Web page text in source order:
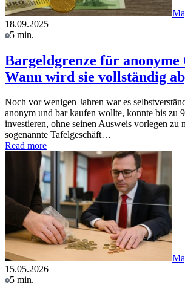
18.09.2025
5 min.
Bargeldgrenze für anonyme
Wann wird sie vollständig
Noch vor wenigen Jahren war es
anonym und bar kaufen wollte, konnte bis zu
investieren, ohne seinen Ausweis vorlegen zu
sogenannte Tafelgeschäft…
Read more
15.05.2026
5 min.